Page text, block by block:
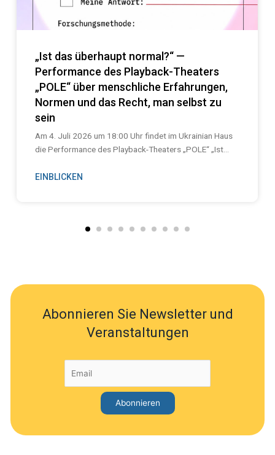
„Ist das überhaupt normal?“ —
Performance des Playback-Theaters
„POLE“ über menschliche Erfahrungen,
Normen und das Recht, man selbst zu
sein
Am 4. Juli 2026 um 18:00 Uhr findet im Ukrainian Haus
die Performance des Playback-Theaters „POLE“ „Ist...
EINBLICKEN
Abonnieren Sie Newsletter und
Veranstaltungen